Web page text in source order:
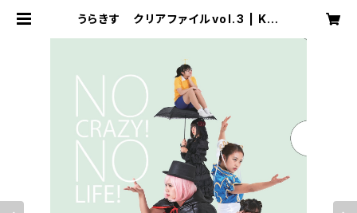
うらきす クリアファイルvol.3 | Kis